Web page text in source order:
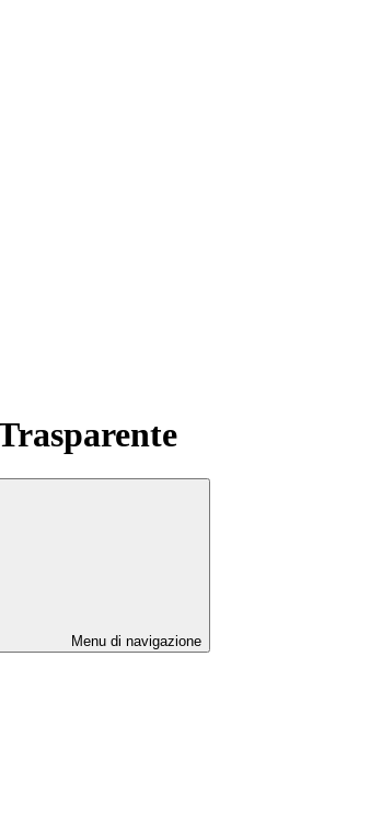
Menu di navigazione